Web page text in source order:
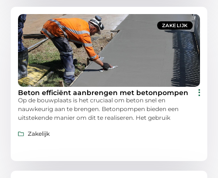
ZAKELIJK
Beton efficiënt aanbrengen met betonpompen
Op de bouwplaats is het cruciaal om beton snel en
nauwkeurig aan te brengen. Betonpompen bieden een
uitstekende manier om dit te realiseren. Het gebruik
Zakelijk